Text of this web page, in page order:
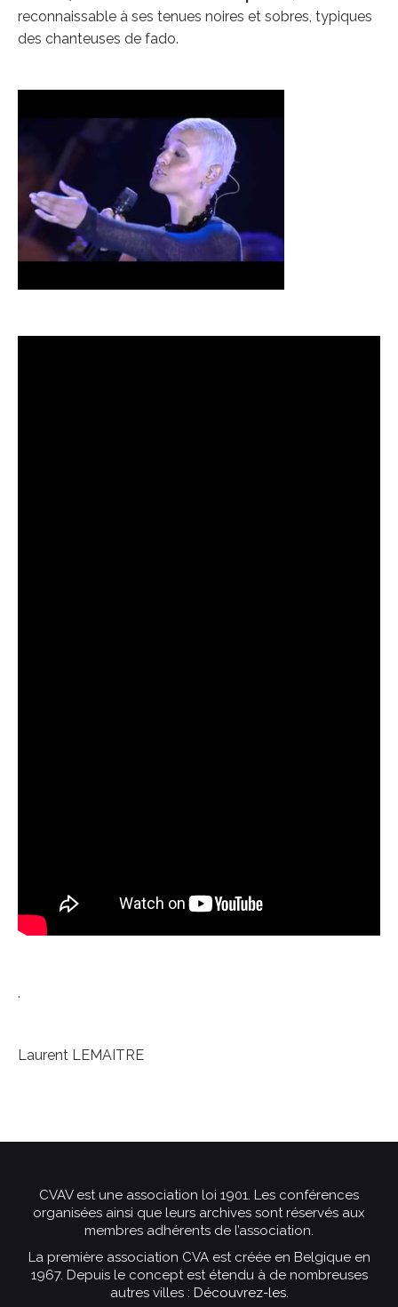
reconnaissable à ses tenues noires et sobres, typiques
des chanteuses de fado.
.
Laurent LEMAITRE
CVAV est une association loi 1901. Les conférences
organisées ainsi que leurs archives sont réservés aux
membres adhérents de l’association.
La première association CVA est créée en Belgique en
1967. Depuis le concept est étendu à de nombreuses
autres villes : Découvrez-les.